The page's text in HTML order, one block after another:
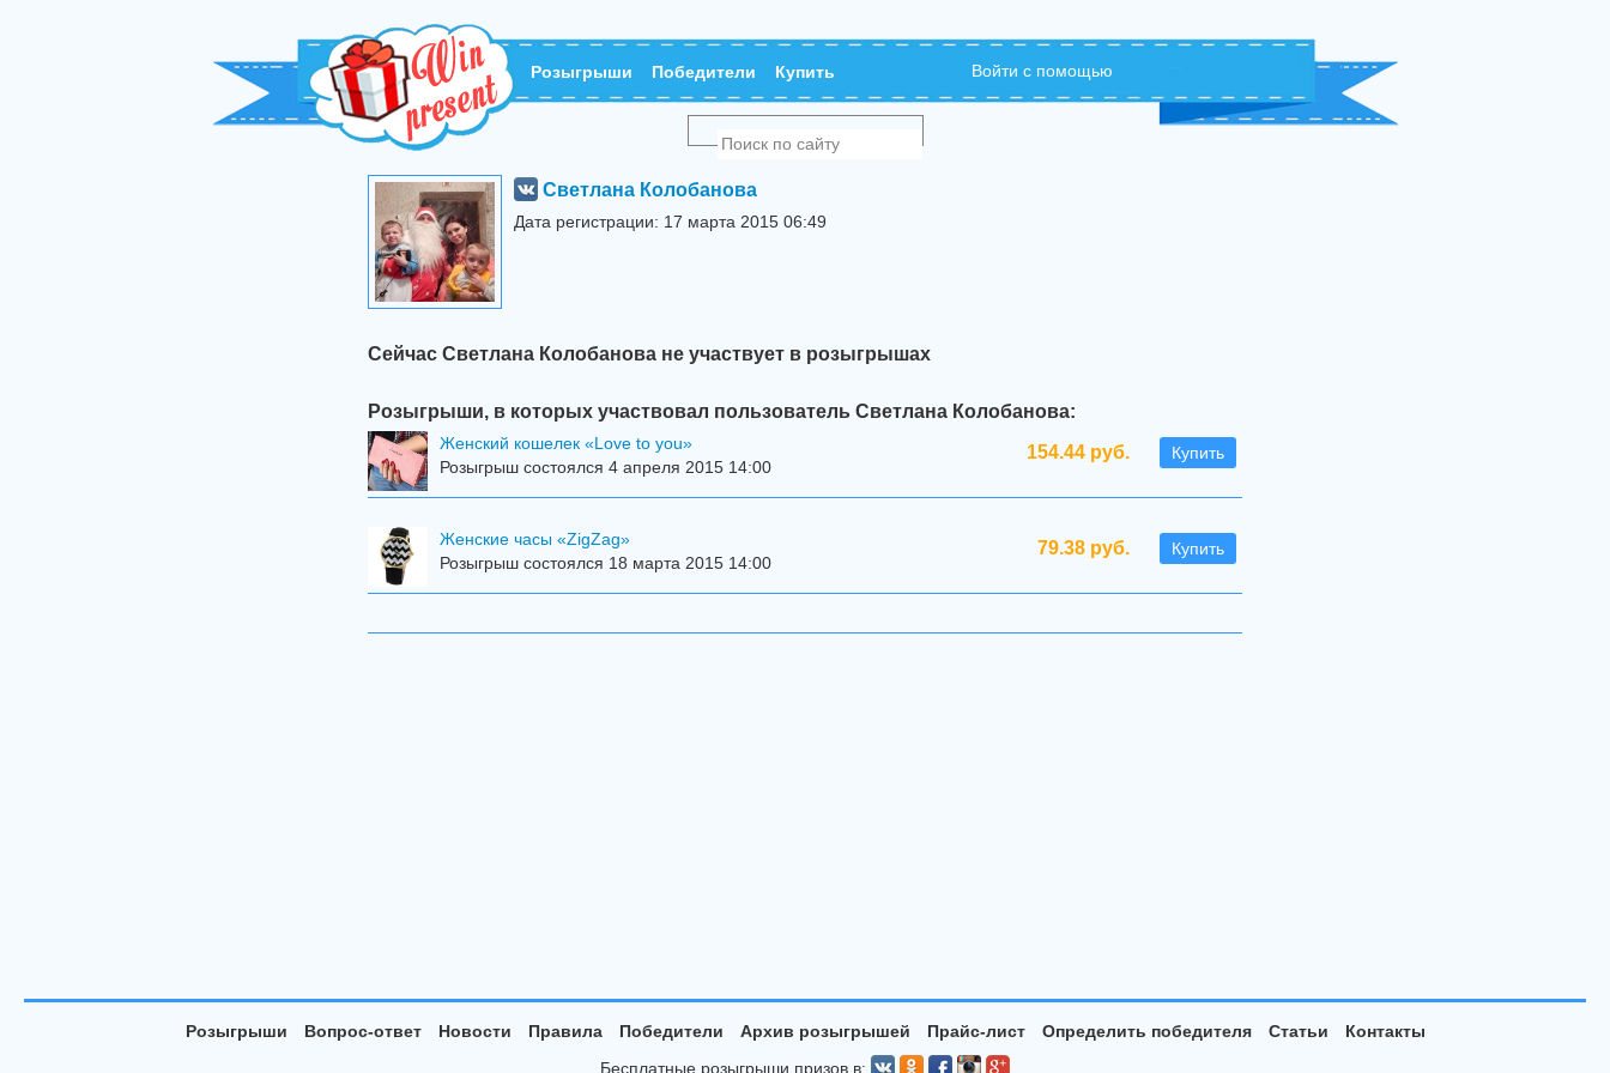
Розыгрыши Победители Купить Войти с помощью
Светлана Колобанова
Дата регистрации: 17 марта 2015 06:49
Сейчас Светлана Колобанова не участвует в розыгрышах
Розыгрыши, в которых участвовал пользователь Светлана Колобанова:
154.44 руб. Купить
Женский кошелек «Love to you»
Розыгрыш состоялся 4 апреля 2015 14:00
79.38 руб. Купить
Женские часы «ZigZag»
Розыгрыш состоялся 18 марта 2015 14:00
Розыгрыши Вопрос-ответ Новости Правила Победители Архив розыгрышей Прайс-лист Определить победителя Статьи
Контакты
Бесплатные розыгрыши призов в: